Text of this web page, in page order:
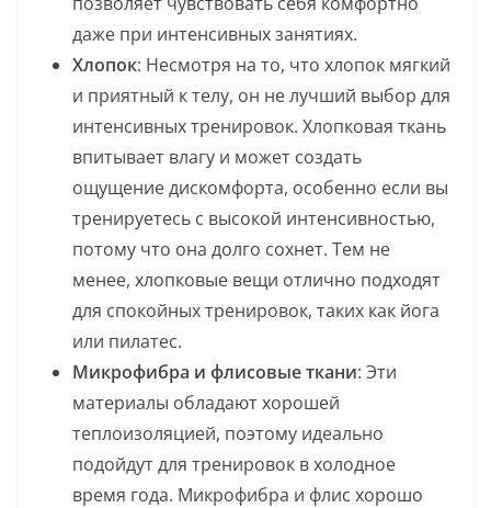
даже при интенсивных занятиях.
Хлопок: Несмотря на то, что хлопок мягкий
и приятный к телу, он не лучший выбор для
интенсивных тренировок. Хлопковая ткань
впитывает влагу и может создать
ощущение дискомфорта, особенно если вы
тренируетесь с высокой интенсивностью,
потому что она долго сохнет. Тем не
менее, хлопковые вещи отлично подходят
для спокойных тренировок, таких как йога
или пилатес.
Микрофибра и флисовые ткани: Эти
материалы обладают хорошей
теплоизоляцией, поэтому идеально
подойдут для тренировок в холодное
время года. Микрофибра и флис хорошо